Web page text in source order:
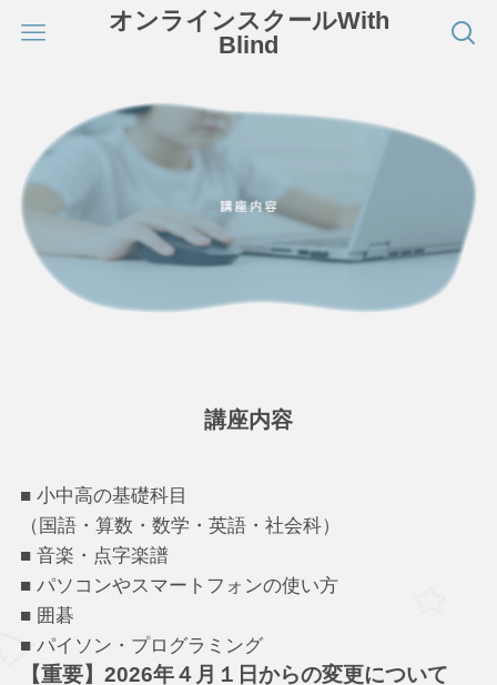
オンラインスクールWith
Blind
講座内容
■ 小中高の基礎科目
（国語・算数・数学・英語・社会科）
■ 音楽・点字楽譜
■ パソコンやスマートフォンの使い方
■ 囲碁
■ パイソン・プログラミング
【重要】2026年４月１日からの変更について